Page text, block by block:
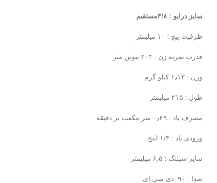
سایز درایو : ۳/۸مستقیم
ظرفیت پیچ : ۱۰ میلیمتر
قدرت ضربه زن : ۲۰۳ نیوتن متر
وزن : ۱٫۱۲ کیلو گرم
طول : ۲۱۵ میلیمتر
مصرف باد : ۰٫۴۹ متر مکعب بر دقیقه
ورودی باد : ۱/۴ اینچ
سایز شیلنگ : ۶٫۵ میلیمتر
صدا : ۹۰ دی سی ای